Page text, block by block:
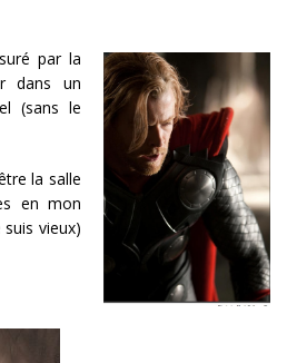
par la
dans un
(sans le
la salle
en mon
vieux)